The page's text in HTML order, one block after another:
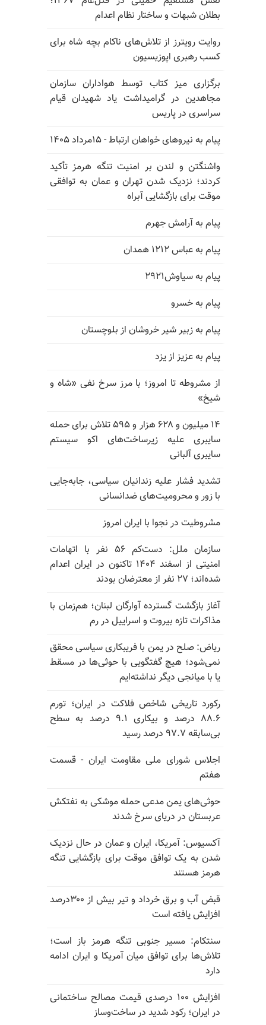
بطلان شبهات و ساختار نظام اعدام
روایت رویترز از تلاش‌های ناکام بچه شاه برای
کسب رهبری اپوزیسیون
برگزاری میز کتاب توسط هواداران سازمان
مجاهدین در گرامیداشت یاد شهیدان قیام
سراسری در پاریس
پیام به نیروهای خواهان ارتباط - ۱۵مرداد ۱۴۰۵
واشنگتن و لندن بر امنیت تنگه هرمز تأکید
کردند؛ نزدیک شدن تهران و عمان به توافقی
موقت برای بازگشایی آبراه
پیام به آرامش جهرم
پیام به عباس ۱۲۱۲ همدان
پیام به سیاوش۲۹۲۱
پیام به خسرو
پیام به زبیر شیر خروشان از بلوچستان
پیام به عزیز از یزد
از مشروطه تا امروز؛ با مرز سرخ نفی «شاه و
شیخ»
۱۴ میلیون و ۶۲۸ هزار و ۵۹۵ تلاش برای حمله
سایبری علیه زیرساخت‌های اکو سیستم
سایبری آلبانی
تشدید فشار علیه زندانیان سیاسی، جابه‌جایی
با زور و محرومیت‌های ضدانسانی
مشروطیت در نجوا با ایران امروز
سازمان ملل: دست‌کم ۵۶ نفر با اتهامات
امنیتی از اسفند ۱۴۰۴ تاکنون در ایران اعدام
شده‌اند؛ ۲۷ نفر از معترضان بودند
آغاز بازگشت گسترده آوارگان لبنان؛ هم‌زمان با
مذاکرات تازه بیروت و اسراییل در رم
ریاض: صلح در یمن با فریبکاری سیاسی محقق
نمی‌شود؛ هیچ گفتگویی با حوثی‌ها در مسقط
یا با میانجی دیگر نداشته‌ایم
رکورد تاریخی شاخص فلاکت در ایران؛ تورم
۸۸.۶ درصد و بیکاری ۹.۱ درصد به سطح
بی‌سابقه ۹۷.۷ درصد رسید
اجلاس شورای ملی مقاومت ایران - قسمت
هفتم
حوثی‌های یمن مدعی حمله موشکی به نفتکش
عربستان در دریای سرخ شدند
آکسیوس: آمریکا، ایران و عمان در حال نزدیک
شدن به یک توافق موقت برای بازگشایی تنگه
هرمز هستند
قبض آب و برق خرداد و تیر بیش از ۳۰۰درصد
افزایش یافته است
سنتکام: مسیر جنوبی تنگه هرمز باز است؛
تلاش‌ها برای توافق میان آمریکا و ایران ادامه
دارد
افزایش ۱۰۰ درصدی قیمت مصالح ساختمانی
در ایران؛ رکود شدید در ساخت‌وساز